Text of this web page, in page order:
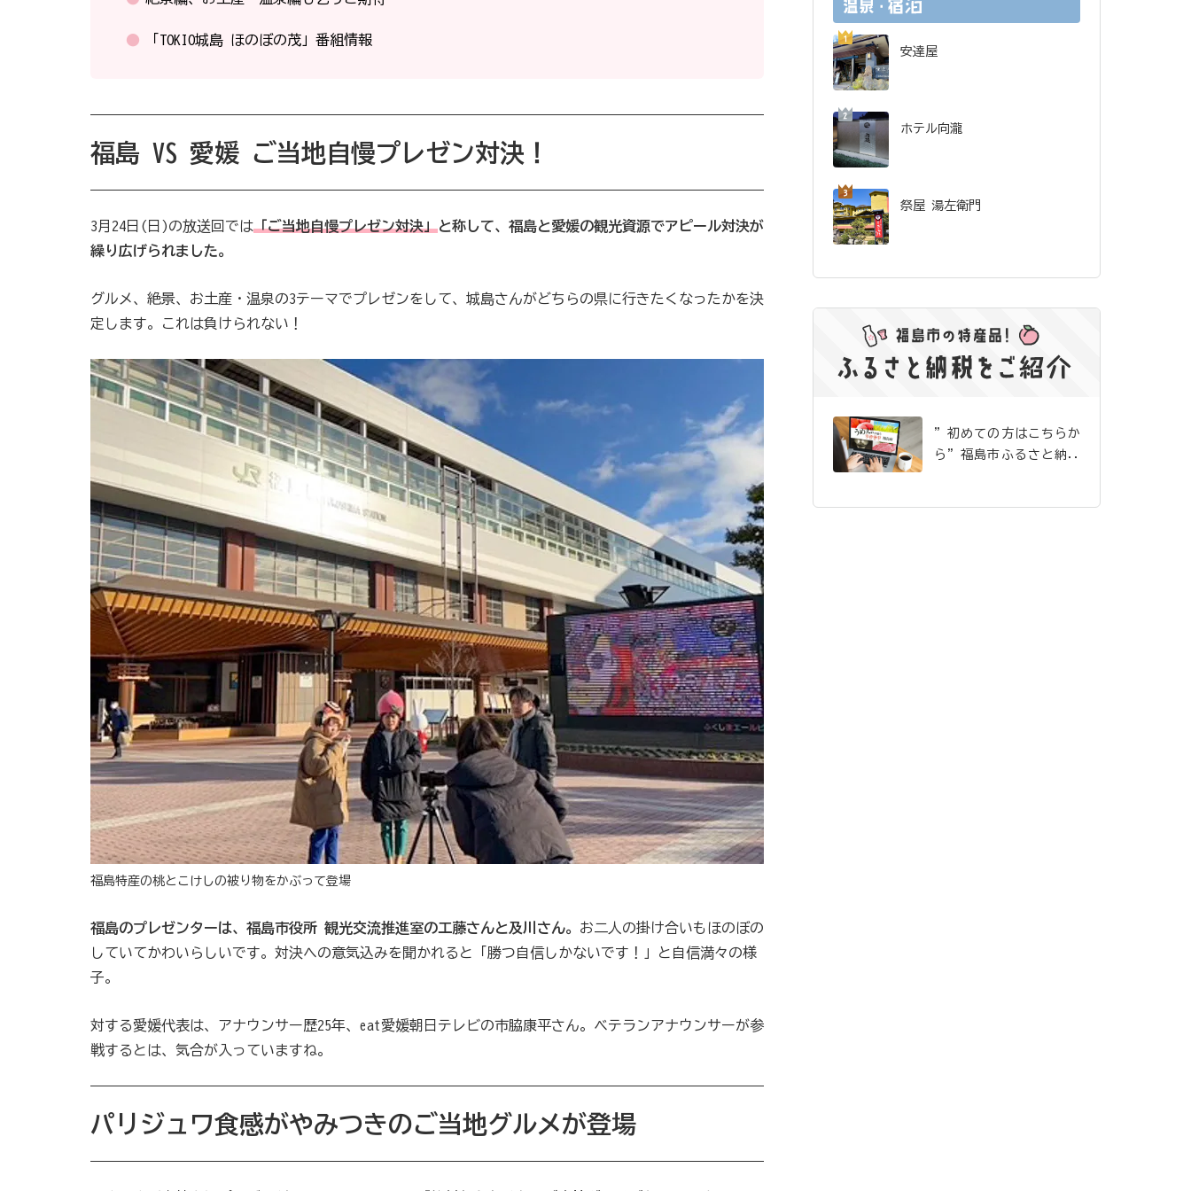
「TOKIO城島 ほのぼの茂」番組情報
福島 VS 愛媛 ご当地自慢プレゼン対決！
3月24日(日)の放送回では「ご当地自慢プレゼン対決」と称して、福島と愛媛の観光資源でアピール対決が
繰り広げられました。
グルメ、絶景、お土産・温泉の3テーマでプレゼンをして、城島さんがどちらの県に行きたくなったかを決
定します。これは負けられない！
福島特産の桃とこけしの被り物をかぶって登場
福島のプレゼンターは、福島市役所 観光交流推進室の工藤さんと及川さん。 お二人の掛け合いもほのぼの
していてかわいらしいです。対決への意気込みを聞かれると「勝つ自信しかないです！」と自信満々の様
子。
対する愛媛代表は、アナウンサー歴25年、eat愛媛朝日テレビの市脇康平さん。ベテランアナウンサーが参
戦するとは、気合が入っていますね。
パリジュワ食感がやみつきのご当地グルメが登場
安達屋
ホテル向瀧
祭屋 湯左衛門
”初めての方はこちらか
ら”福島市ふるさと納税